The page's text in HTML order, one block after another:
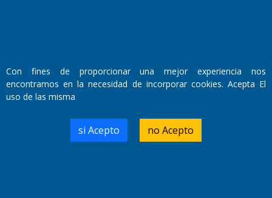
Domicilio Legal: José Ingenieros 855,
Número de Registro DNDA:
RL-2019-55551274-APN-DNDA#MJ
Con fines de proporcionar una mejor experiencia nos
encontramos en la necesidad de incorporar cookies. Acepta El
uso de las misma
si Acepto no Acepto